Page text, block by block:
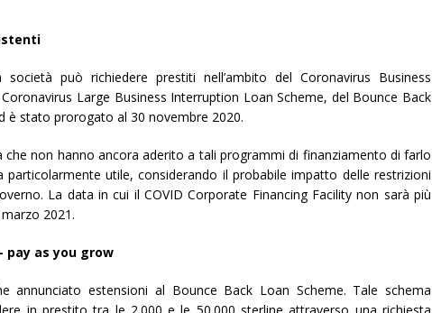
può richiedere prestiti nell’ambito del Coronavirus Business
Large Business Interruption Loan Scheme, del Bounce Back
è stato prorogato al 30 novembre 2020.
non hanno ancora aderito a tali programmi di finanziamento di farlo
particolarmente utile, considerando il probabile impatto delle restrizioni
La data in cui il COVID Corporate Financing Facility non sarà più
2021.
pay as you grow
annunciato estensioni al Bounce Back Loan Scheme. Tale schema
in prestito tra le 2.000 e le 50.000 sterline attraverso una richiesta